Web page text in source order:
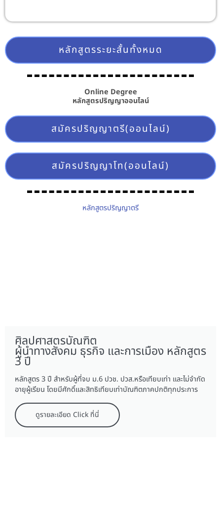
หลักสูตรระยะสั้นทั้งหมด
Online Degree
หลักสูตรปริญญาออนไลน์
สมัครปริญญาตรี(ออนไลน์)
สมัครปริญญาโท(ออนไลน์)
หลักสูตรปริญญาตรี
ศิลปศาสตรบัณฑิต
ผู้นำทางสังคม ธุรกิจ และการเมือง หลักสูตร
3 ปี
หลักสูตร 3 ปี สำหรับผู้ที่จบ ม.6 ปวช. ปวส.หรือเทียบเท่า และไม่จำกัด
อายุผู้เรียน โดยมีศักดิ์และสิทธิเทียบเท่าบัณฑิตภาคปกติทุกประการ
ดูรายละเอียด Click ที่นี่